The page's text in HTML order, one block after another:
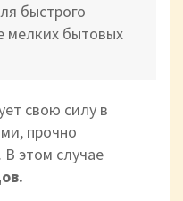
быстрого
мелких бытовых
свою силу в
прочно
этом случае